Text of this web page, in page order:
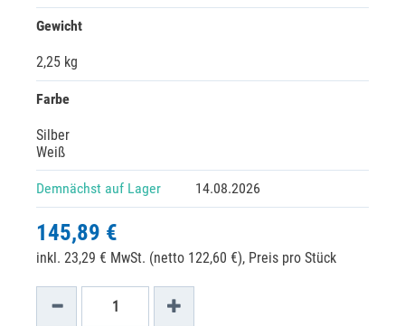
Gewicht
2,25 kg
Farbe
Silber
Weiß
Demnächst auf Lager 14.08.2026
145,89 €
inkl. 23,29 € MwSt. (netto 122,60 €), Preis pro Stück